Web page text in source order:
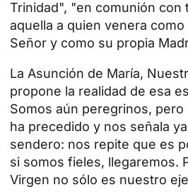
Trinidad", "en comunión con
aquella a quien venera
Señor y como su propia
La Asunción de María,
propone la realidad de esa
Somos aún peregrinos,
ha precedido y nos señala
sendero: nos repite que es
si somos fieles, llegaremos.
Virgen no sólo es nuestro